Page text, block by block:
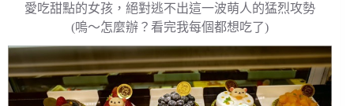
愛吃甜點的女孩，絕對逃不出這一波萌人的猛烈攻勢
(嗚～怎麼辦？看完我每個都想吃了)